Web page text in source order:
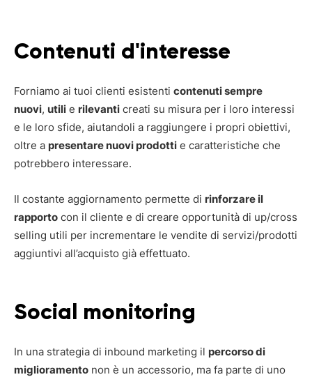
Contenuti d'interesse
Forniamo ai tuoi clienti esistenti contenuti sempre
nuovi, utili e rilevanti creati su misura per i loro interessi
e le loro sfide, aiutandoli a raggiungere i propri obiettivi,
oltre a presentare nuovi prodotti e caratteristiche che
potrebbero interessare.
Il costante aggiornamento permette di rinforzare il
rapporto con il cliente e di creare opportunità di up/cross
selling utili per incrementare le vendite di servizi/prodotti
aggiuntivi all’acquisto già effettuato.
Social monitoring
In una strategia di inbound marketing il percorso di
miglioramento non è un accessorio, ma fa parte di uno